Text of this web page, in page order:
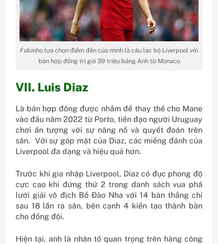
Fabinho lựa chọn điểm đến của mình là câu lạc bộ Liverpool với
bản hợp đồng trị giá 39 triệu bảng Anh từ Monaco
VII. Luis Diaz
Là bản hợp đồng được nhắm để thay thế cho Mane
vào đầu năm 2022 từ Porto, tiền đạo người Uruguay
chơi ấn tượng với sự năng nổ và quyết đoán trên
sân. Với sự góp mặt của Diaz, các miếng đánh của
Liverpool đa dạng và hiệu quả hơn.
Trước khi gia nhập Liverpool, Diaz có đục phong độ
cực cao khi đứng thứ 2 trong danh sách vua phá
lưới giải vô địch Bồ Đào Nha với 14 bàn thắng chỉ
sau 18 lần ra sân, bên cạnh 4 kiến tạo thành bàn
cho đồng đội.
Hiện tại, anh là nhân tố quan trọng trên hàng công